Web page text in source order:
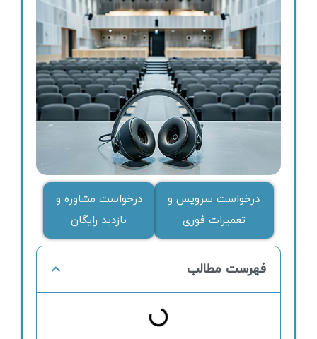
درخواست سرویس و
تعمیرات فوری
درخواست مشاوره و
بازدید رایگان
فهرست مطالب